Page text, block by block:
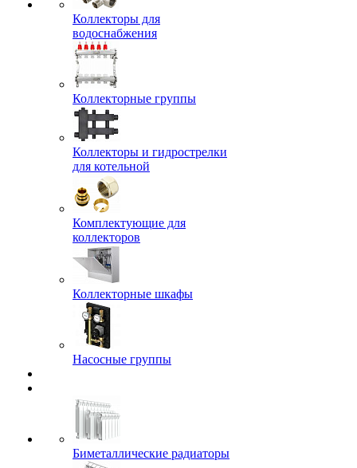
Коллекторы для
водоснабжения
Коллекторные группы
Коллекторы и гидрострелки
для котельной
Комплектующие для
коллекторов
Коллекторные шкафы
Насосные группы
Биметаллические радиаторы